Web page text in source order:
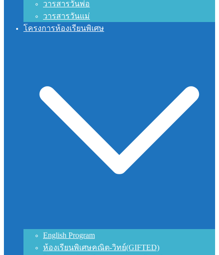
วารสารวันพ่อ
วารสารวันแม่
โครงการห้องเรียนพิเศษ
English Program
ห้องเรียนพิเศษคณิต-วิทย์(GIFTED)